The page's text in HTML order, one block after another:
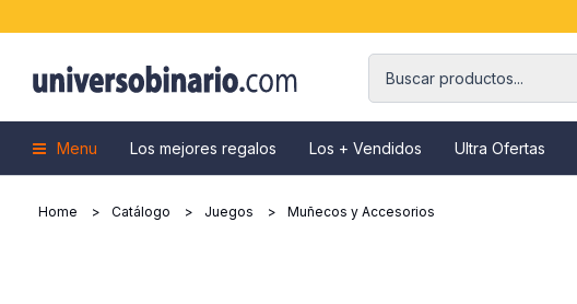
Menu Los mejores regalos Los + Vendidos Ultra Ofertas
Home Catálogo Juegos Muñecos y Accesorios